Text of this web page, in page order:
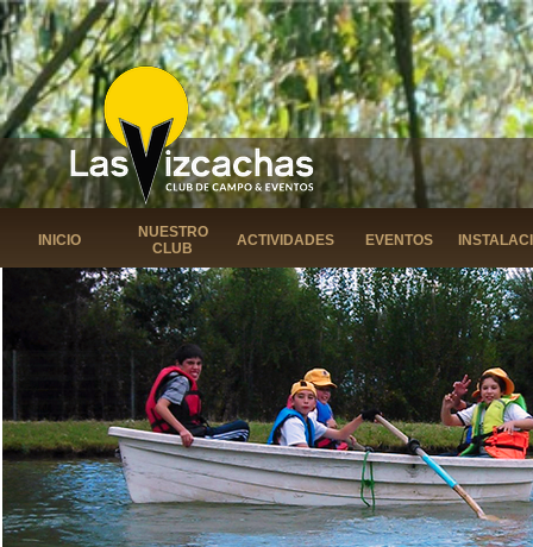
INICIO
NUESTRO
CLUB
ACTIVIDADES EVENTOS